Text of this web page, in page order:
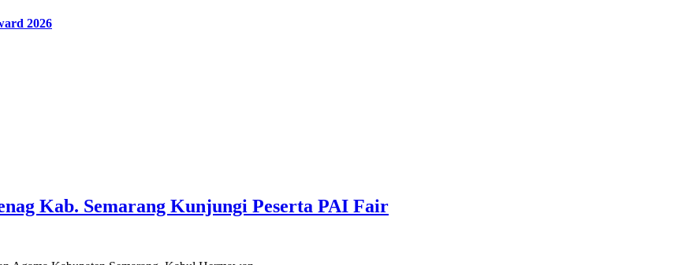
2026
Kab. Semarang Kunjungi Peserta PAI Fair